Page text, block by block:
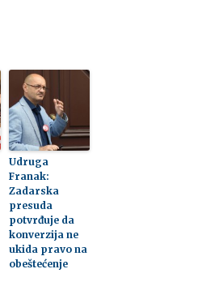
Udruga
Franak:
Zadarska
presuda
potvrđuje da
konverzija ne
ukida pravo na
obeštećenje